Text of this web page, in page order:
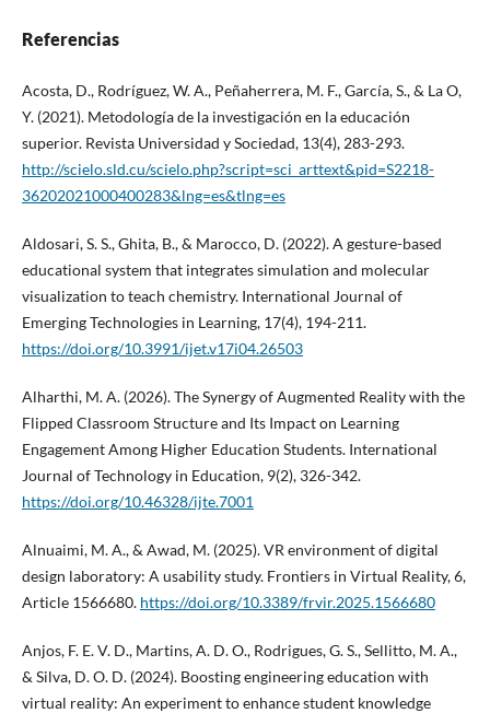
Referencias
Acosta, D., Rodríguez, W. A., Peñaherrera, M. F., García, S., & La O,
Y. (2021). Metodología de la investigación en la educación
superior. Revista Universidad y Sociedad, 13(4), 283-293.
http://scielo.sld.cu/scielo.php?script=sci_arttext&pid=S2218-
36202021000400283&lng=es&tlng=es
Aldosari, S. S., Ghita, B., & Marocco, D. (2022). A gesture-based
educational system that integrates simulation and molecular
visualization to teach chemistry. International Journal of
Emerging Technologies in Learning, 17(4), 194-211.
https://doi.org/10.3991/ijet.v17i04.26503
Alharthi, M. A. (2026). The Synergy of Augmented Reality with the
Flipped Classroom Structure and Its Impact on Learning
Engagement Among Higher Education Students. International
Journal of Technology in Education, 9(2), 326-342.
https://doi.org/10.46328/ijte.7001
Alnuaimi, M. A., & Awad, M. (2025). VR environment of digital
design laboratory: A usability study. Frontiers in Virtual Reality, 6,
Article 1566680. https://doi.org/10.3389/frvir.2025.1566680
Anjos, F. E. V. D., Martins, A. D. O., Rodrigues, G. S., Sellitto, M. A.,
& Silva, D. O. D. (2024). Boosting engineering education with
virtual reality: An experiment to enhance student knowledge